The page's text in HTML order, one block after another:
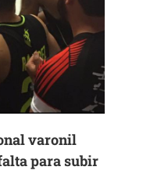
varonil
para subir